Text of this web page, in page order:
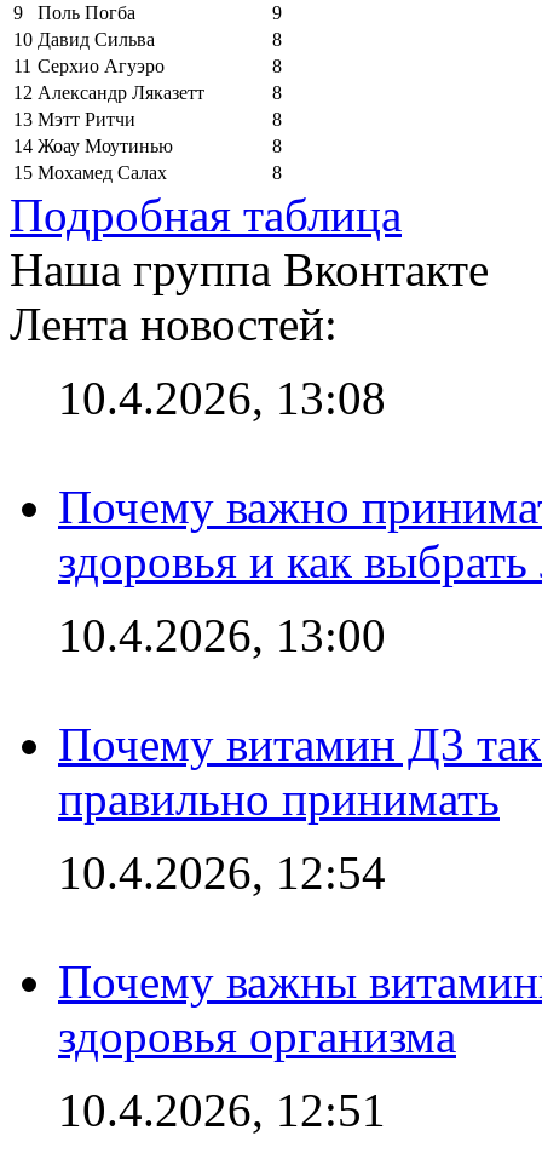
9
Поль Погба
9
10 Давид Сильва
8
11 Серхио Агуэро
8
12 Александр Ляказетт
8
13 Мэтт Ритчи
8
14 Жоау Моутинью
8
15 Мохамед Салах 8
Подробная таблица
Наша группа Вконтакте
Лента новостей:
10.4.2026, 13:08
Почему важно
здоровья и как
10.4.2026, 13:00
Почему витамин Д3 так
правильно принимать
10.4.2026, 12:54
Почему важны
здоровья организма
10.4.2026, 12:51